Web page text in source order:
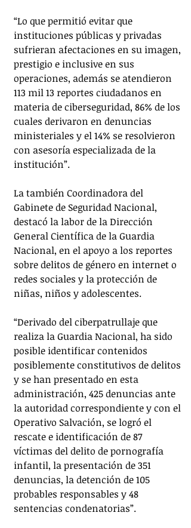
“Lo que permitió evitar que
instituciones públicas y privadas
sufrieran afectaciones en su imagen,
prestigio e inclusive en sus
operaciones, además se atendieron
113 mil 13 reportes ciudadanos en
materia de ciberseguridad, 86% de los
cuales derivaron en denuncias
ministeriales y el 14% se resolvieron
con asesoría especializada de la
institución”.
La también Coordinadora del
Gabinete de Seguridad Nacional,
destacó la labor de la Dirección
General Científica de la Guardia
Nacional, en el apoyo a los reportes
sobre delitos de género en internet o
redes sociales y la protección de
niñas, niños y adolescentes.
“Derivado del ciberpatrullaje que
realiza la Guardia Nacional, ha sido
posible identificar contenidos
posiblemente constitutivos de delitos
y se han presentado en esta
administración, 425 denuncias ante
la autoridad correspondiente y con el
Operativo Salvación, se logró el
rescate e identificación de 87
víctimas del delito de pornografía
infantil, la presentación de 351
denuncias, la detención de 105
probables responsables y 48
sentencias condenatorias”.